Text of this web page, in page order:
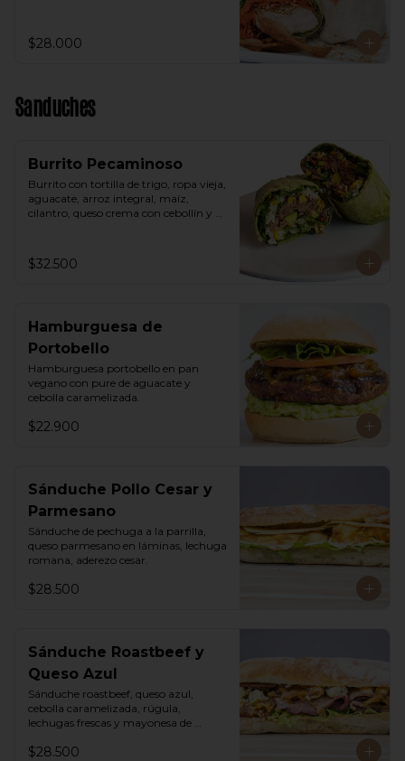
$28.000
Sanduches
Burrito Pecaminoso
Burrito con tortilla de trigo, ropa vieja,
aguacate, arroz integral, maíz,
cilantro, queso crema con cebollín y
$32.500
Hamburguesa de
Portobello
Hamburguesa portobello en pan
vegano con pure de aguacate y
cebolla caramelizada.
$22.900
Sánduche Pollo Cesar y
Parmesano
Sánduche de pechuga a la parrilla,
queso parmesano en láminas, lechuga
romana, aderezo cesar.
$28.500
Sánduche Roastbeef y
Queso Azul
Sánduche roastbeef, queso azul,
cebolla caramelizada, rúgula,
lechugas frescas y mayonesa de
$28.500